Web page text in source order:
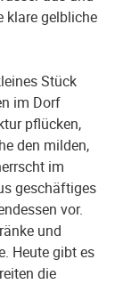
klare gelbliche
Stück
im Dorf
pflücken,
den milden,
im
geschäftiges
vor.
und
Heute gibt es
die